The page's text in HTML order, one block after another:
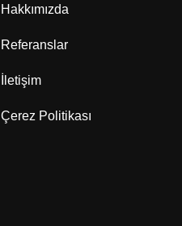
Hakkımızda
Referanslar
İletişim
Çerez Politikası